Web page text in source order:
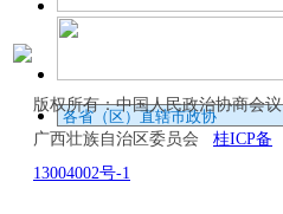
版权所有：中国人民政治协商会议
广西壮族自治区委员会 桂ICP备
13004002号-1